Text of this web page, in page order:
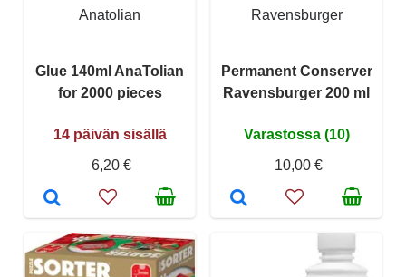
Anatolian
Glue 140ml AnaTolian
for 2000 pieces
14 päivän sisällä
6,20 €
Ravensburger
Permanent Conserver
Ravensburger 200 ml
Varastossa (10)
10,00 €